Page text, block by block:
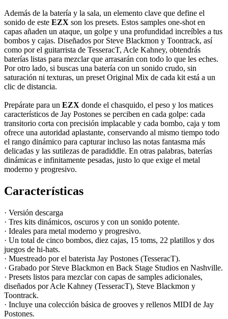
Además de la batería y la sala, un elemento clave que define el
sonido de este EZX son los presets. Estos samples one-shot en
capas añaden un ataque, un golpe y una profundidad increíbles a tus
bombos y cajas. Diseñados por Steve Blackmon y Toontrack, así
como por el guitarrista de TesseracT, Acle Kahney, obtendrás
baterías listas para mezclar que arrasarán con todo lo que les eches.
Por otro lado, si buscas una batería con un sonido crudo, sin
saturación ni texturas, un preset Original Mix de cada kit está a un
clic de distancia.
Prepárate para un EZX donde el chasquido, el peso y los matices
característicos de Jay Postones se perciben en cada golpe: cada
transitorio corta con precisión implacable y cada bombo, caja y tom
ofrece una autoridad aplastante, conservando al mismo tiempo todo
el rango dinámico para capturar incluso las notas fantasma más
delicadas y las sutilezas de paradiddle. En otras palabras, baterías
dinámicas e infinitamente pesadas, justo lo que exige el metal
moderno y progresivo.
Características
· Versión descarga
· Tres kits dinámicos, oscuros y con un sonido potente.
· Ideales para metal moderno y progresivo.
· Un total de cinco bombos, diez cajas, 15 toms, 22 platillos y dos
juegos de hi-hats.
· Muestreado por el baterista Jay Postones (TesseracT).
· Grabado por Steve Blackmon en Back Stage Studios en Nashville.
· Presets listos para mezclar con capas de samples adicionales,
diseñados por Acle Kahney (TesseracT), Steve Blackmon y
Toontrack.
· Incluye una colección básica de grooves y rellenos MIDI de Jay
Postones.